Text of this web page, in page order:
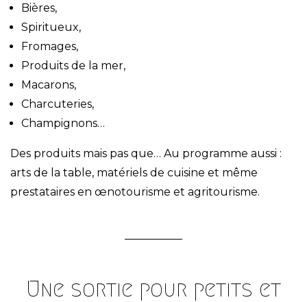
Bières,
Spiritueux,
Fromages,
Produits de la mer,
Macarons,
Charcuteries,
Champignons…
Des produits mais pas que… Au programme aussi :
arts de la table, matériels de cuisine et même
prestataires en œnotourisme et agritourisme.
Une sortie pour petits et